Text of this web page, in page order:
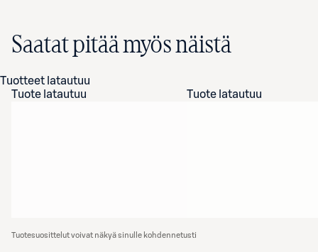
Saatat pitää myös näistä
Tuotteet latautuu
Tuote latautuu
Tuote latautuu
Tuotesuosittelut voivat näkyä sinulle kohdennetusti